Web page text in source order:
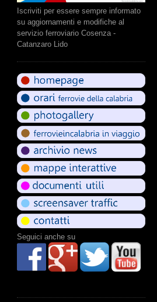
Iscriviti per essere sempre informato
su aggiornamenti e modifiche al
servizio ferroviario Cosenza -
Catanzaro Lido
Seguici anche su